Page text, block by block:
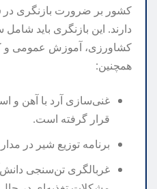
کشور بر ضرورت بازنگری در
دارند. این بازنگری باید
کشاورزی، آموزش عمومی و
همچنین:
غنی‌سازی آرد با آهن و
قرار گرفته است.
برنامه توزیع شیر در
غربالگری تن‌سنجی